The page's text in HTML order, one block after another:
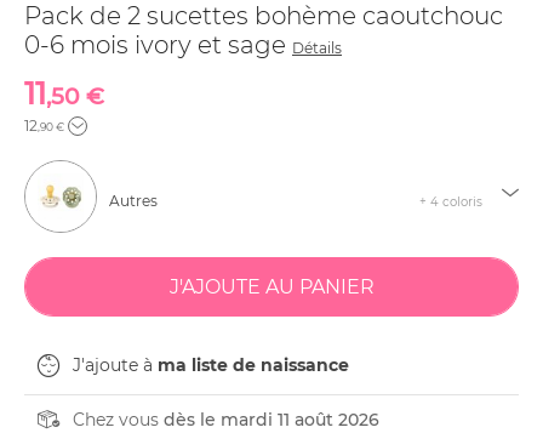
Pack de 2 sucettes bohème caoutchouc
0-6 mois ivory et sage Détails
11,50 €
12,90 €
Autres + 4 coloris
J'ajoute à ma liste de naissance
Chez vous dès le mardi 11 août 2026